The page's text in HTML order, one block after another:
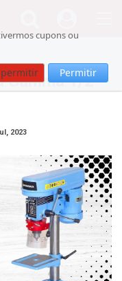
cupons ou
permitir Permitir
Gamma 1/2″
2023